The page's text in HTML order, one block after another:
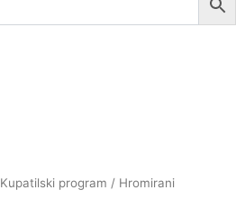
Kupatilski program / Hromirani